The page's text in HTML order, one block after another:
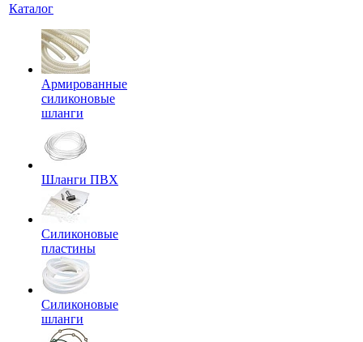
Каталог
Армированные
силиконовые
шланги
Шланги ПВХ
Силиконовые
пластины
Силиконовые
шланги